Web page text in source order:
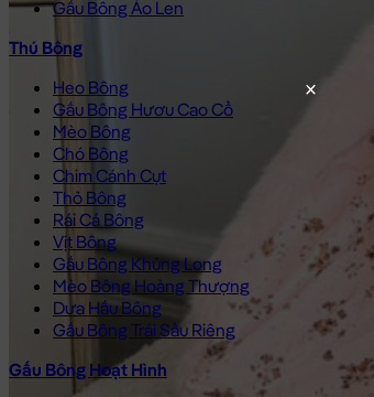
Gấu Bông Áo Len
Thú Bông
Heo Bông
Gấu Bông Hươu Cao Cổ
Mèo Bông
Chó Bông
Chim Cánh Cụt
Thỏ Bông
Rái Cá Bông
Vịt Bông
Gấu Bông Khủng Long
Mèo Bông Hoàng Thượng
Dưa Hấu Bông
Gấu Bông Trái Sầu Riêng
Gấu Bông Hoạt Hình